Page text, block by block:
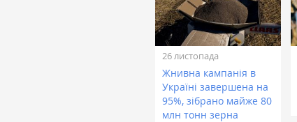
26 листопада
Жнивна кампанія в
Україні завершена на
95%, зібрано майже 80
млн тонн зерна